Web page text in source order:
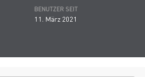
BENUTZER SEIT
11. März 2021